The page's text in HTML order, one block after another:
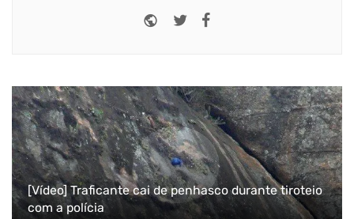
Website
Twitter
[Vídeo] Traficante cai de penhasco durante tiroteio
com a polícia